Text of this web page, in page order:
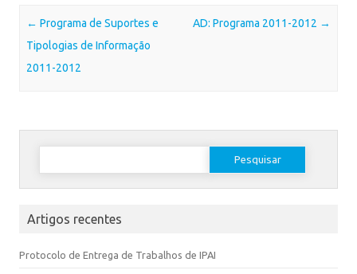
Post navigation
← Programa de Suportes e
Tipologias de Informação
2011-2012
AD: Programa 2011-2012 →
Artigos recentes
Protocolo de Entrega de Trabalhos de IPAI